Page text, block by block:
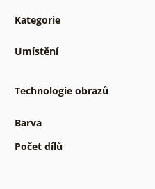
Kategorie
Umístění
Technologie obrazů
Barva
Počet dílů